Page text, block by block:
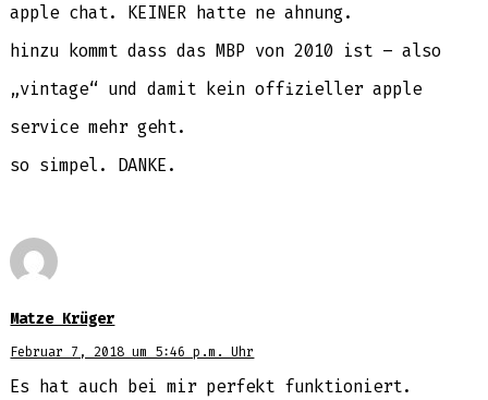
apple chat. KEINER hatte ne ahnung.
hinzu kommt dass das MBP von 2010 ist – also
„vintage“ und damit kein offizieller apple
service mehr geht.
so simpel. DANKE.
Matze Krüger
Februar 7, 2018 um 5:46 p.m. Uhr
Es hat auch bei mir perfekt funktioniert.